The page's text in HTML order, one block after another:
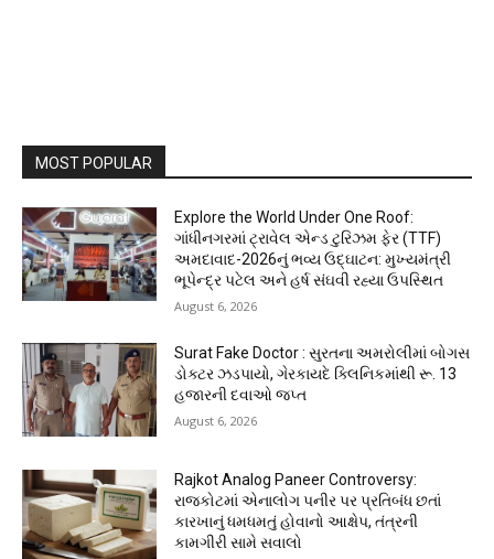
MOST POPULAR
Explore the World Under One Roof:
ગાંધીનગરમાં ટ્રાવેલ એન્ડ ટુરિઝમ ફેર (TTF)
અમદાવાદ-2026નું ભવ્ય ઉદ્ઘાટન: મુખ્યમંત્રી
ભૂપેન્દ્ર પટેલ અને હર્ષ સંઘવી રહ્યા ઉપસ્થિત
August 6, 2026
Surat Fake Doctor : સુરતના અમરોલીમાં બોગસ
ડોક્ટર ઝડપાયો, ગેરકાયદે ક્લિનિકમાંથી રૂ. 13
હજારની દવાઓ જપ્ત
August 6, 2026
Rajkot Analog Paneer Controversy:
રાજકોટમાં એનાલોગ પનીર પર પ્રતિબંધ છતાં
કારખાનું ધમધમતું હોવાનો આક્ષેપ, તંત્રની
કામગીરી સામે સવાલો